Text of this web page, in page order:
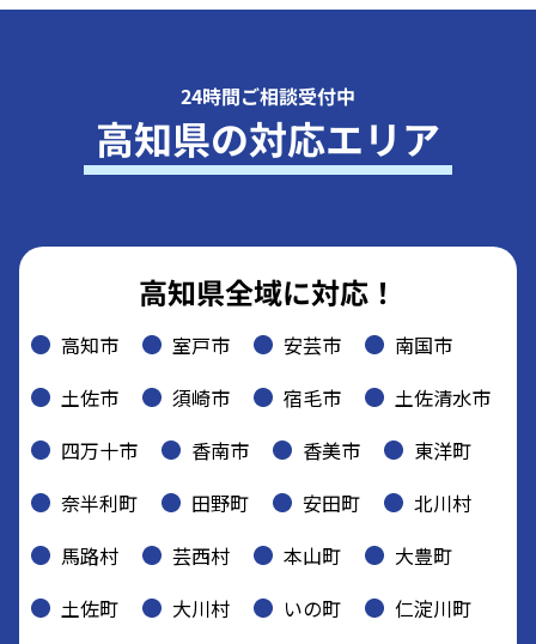
24時間ご相談受付中
高知県の対応エリア
高知県全域に対応！
高知市 室戸市 安芸市
南国市
土佐市
須崎市 宿毛市
土佐清水市
四万十市
香南市 香美市
東洋町
奈半利町
田野町 安田町
北川村
馬路村
芸西村 本山町
大豊町
土佐町
大川村 いの町
仁淀川町